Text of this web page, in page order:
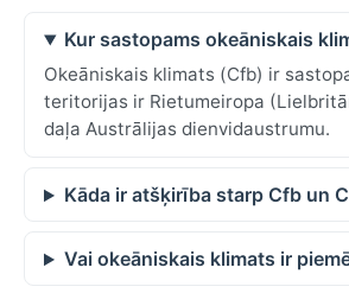
Kur sastopams okeāniskais
Okeāniskais klimats (Cfb) ir
teritorijas ir Rietumeiropa
daļa Austrālijas dienvidaustrumu.
Kāda ir atšķirība starp Cfb un
Vai okeāniskais klimats ir